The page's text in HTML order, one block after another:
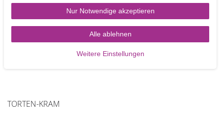
3,90 €
Artikel anzeigen
TORTEN-KRAM
Nur Notwendige akzeptieren
Alle ablehnen
Weitere Einstellungen